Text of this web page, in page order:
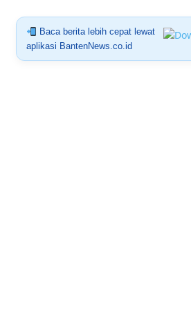
Baca berita lebih cepat lewat
aplikasi BantenNews.co.id